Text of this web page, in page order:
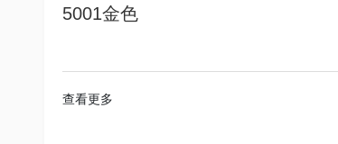
5001金色
查看更多